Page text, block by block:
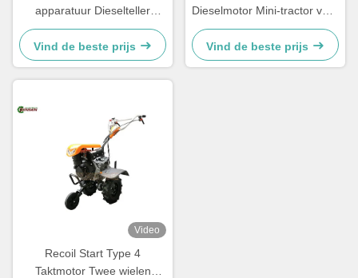
apparatuur Dieselteller
Tweewieler-teller 7 pk
Handtractor
Vind de beste prijs
Dieselmotor Mini-tractor voor
kleine boerderijen
Vind de beste prijs
Video
Recoil Start Type 4
Taktmotor Twee wielen